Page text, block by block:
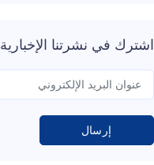
اشترك في نشرتنا الإخبارية
إرسال